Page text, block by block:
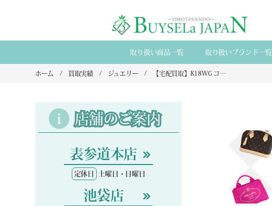
取り扱い商品一覧 取り扱いブランド一覧
ホーム 買取実績 ジュエリー 【宅配買取】K18WG コンクパール ダイヤ ネックレス の買取 愛媛県 伊予市から
店舗のご案内
表参道本店
定休日 土曜日・日曜日
池袋店